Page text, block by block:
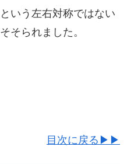
いう左右対称ではない
そられました。
目次に戻る▶▶